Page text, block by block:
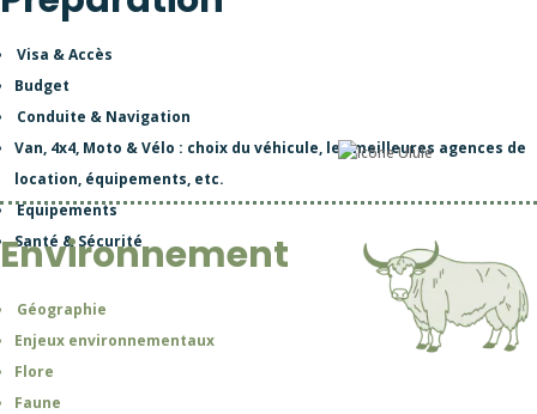
Visa & Accès
Budget
Conduite & Navigation
Van, 4x4, Moto & Vélo : choix du véhicule, les meilleures agences de
location, équipements, etc.
Equipements
Santé & Sécurité
Environnement
Géographie
Enjeux environnementaux
Flore
Faune